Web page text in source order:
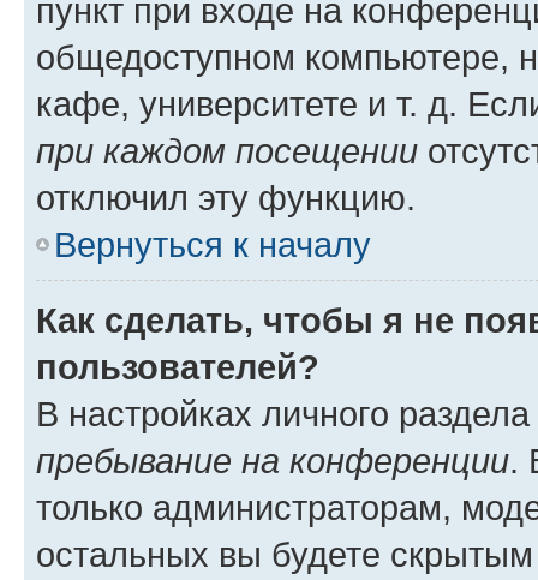
пункт при входе на
общедоступном компьютере,
кафе, университете и т. д.
при каждом посещении
отключил эту функцию.
Вернуться к началу
Как сделать, чтобы я не
пользователей?
В настройках личного
пребывание на конференции.
только администраторам,
остальных вы будете